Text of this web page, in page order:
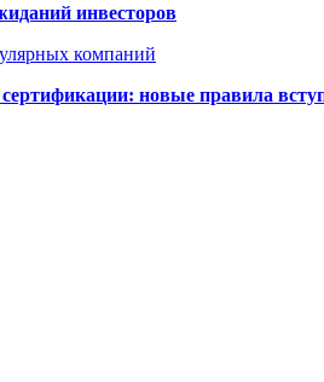
инвесторов
компаний
новые правила